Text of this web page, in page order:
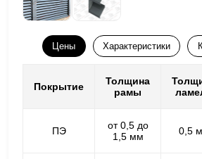
Цены Характеристики
Покрытие
Толщина
рамы
ПЭ
от 0,5 до
1,5 мм
0,5